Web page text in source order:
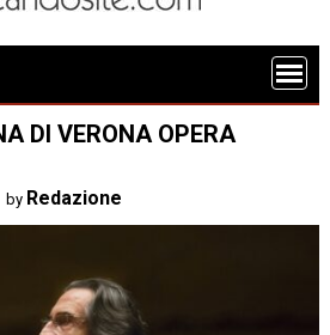
DI VERONA OPERA
by Redazione